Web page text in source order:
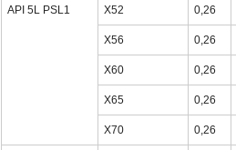
API 5L PSL1 X52 0,26
X56 0,26
X60 0,26
X65 0,26
X70 0,26